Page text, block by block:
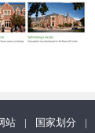
站 | 国家划分 |